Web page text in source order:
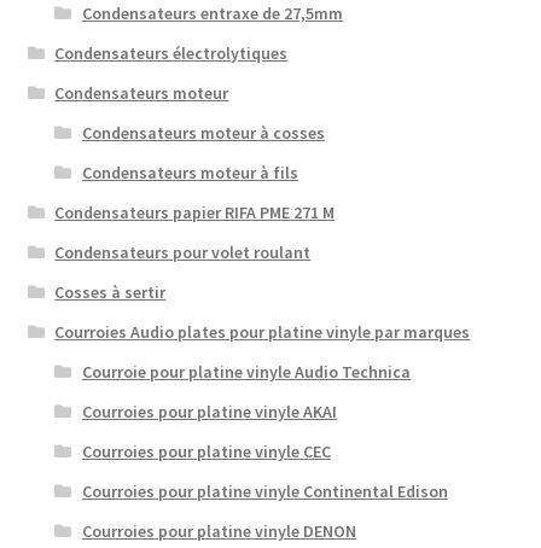
Condensateurs entraxe de 27,5mm
Condensateurs électrolytiques
Condensateurs moteur
Condensateurs moteur à cosses
Condensateurs moteur à fils
Condensateurs papier RIFA PME 271 M
Condensateurs pour volet roulant
Cosses à sertir
Courroies Audio plates pour platine vinyle par marques
Courroie pour platine vinyle Audio Technica
Courroies pour platine vinyle AKAI
Courroies pour platine vinyle CEC
Courroies pour platine vinyle Continental Edison
Courroies pour platine vinyle DENON